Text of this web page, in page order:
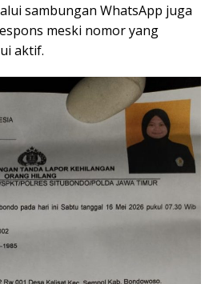
sambungan WhatsApp juga
meski nomor yang
aktif.